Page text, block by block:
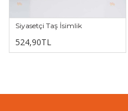
Siyasetçi Taş İsimlik
524,90TL